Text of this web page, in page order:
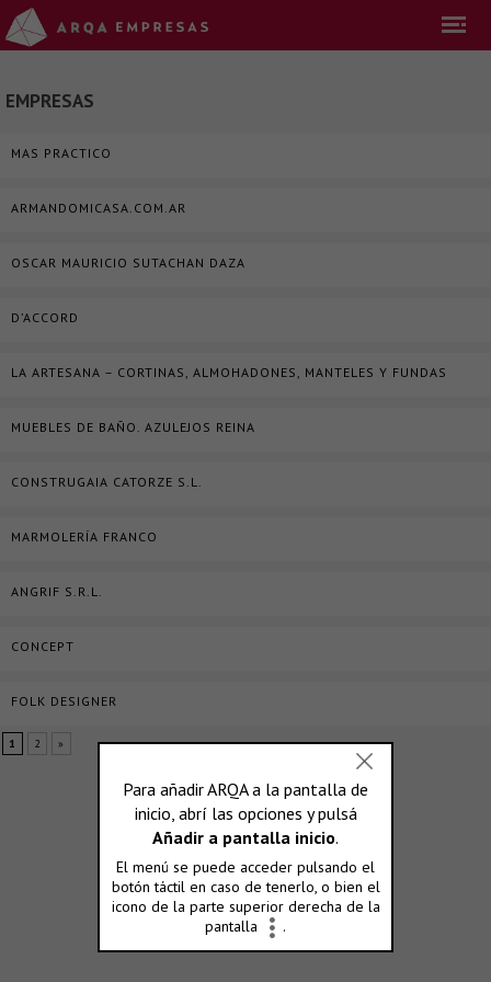
EMPRESAS
MAS PRACTICO
ARMANDOMICASA.COM.AR
OSCAR MAURICIO SUTACHAN DAZA
D’ACCORD
LA ARTESANA – CORTINAS, ALMOHADONES, MANTELES Y FUNDAS
MUEBLES DE BAÑO. AZULEJOS REINA
CONSTRUGAIA CATORZE S.L.
MARMOLERÍA FRANCO
ANGRIF S.R.L.
CONCEPT
FOLK DESIGNER
1 2 »